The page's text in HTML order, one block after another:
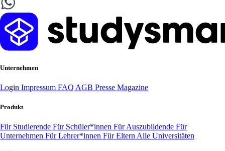
Unternehmen
Login Impressum FAQ AGB Presse Magazine
Produkt
Für Studierende Für Schüler*innen Für Auszubildende Für
Unternehmen Für Lehrer*innen Für Eltern Alle Universitäten